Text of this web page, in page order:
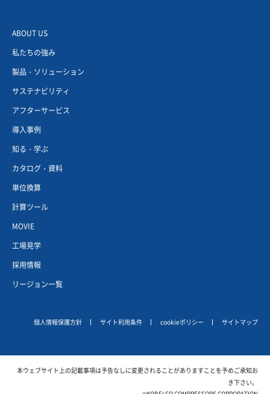
ABOUT US
私たちの強み
製品・ソリューション
サステナビリティ
アフターサービス
導入事例
知る・学ぶ
カタログ・資料
単位換算
計算ツール
MOVIE
工場見学
採用情報
リージョン一覧
個人情報保護方針 サイト利用条件 cookieポリシー サイトマップ
本ウェブサイト上の記載事項は予告なしに変更されることがありますことを予めご承知お
き下さい。